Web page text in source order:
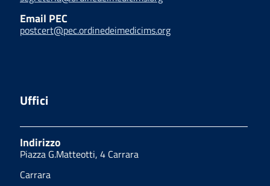
Email PEC
postcert@pec.ordinedeimedicims.org
Uffici
Indirizzo
Piazza G.Matteotti, 4 Carrara
Carrara